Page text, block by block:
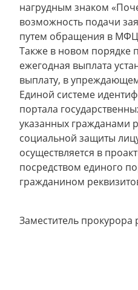
нагрудным знаком
возможность подачи
путем обращения в
Также в новом порядке
ежегодная выплата
выплату, в
Единой системе
портала
указанных гражданами
социальной защиты
осуществляется в
посредством единого
гражданином
Заместитель прокурора